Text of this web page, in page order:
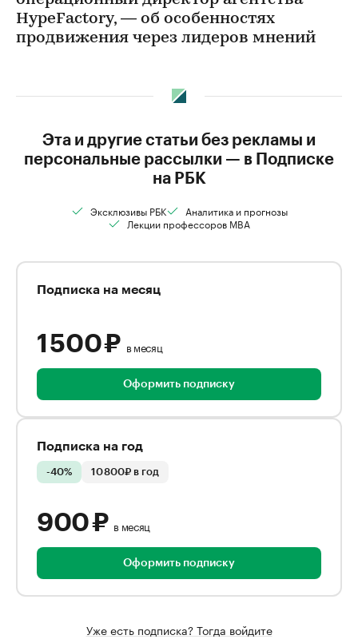
HypeFactory, — об особенностях
продвижения через лидеров мнений
Эта и другие статьи без рекламы и
персональные рассылки — в Подписке
на РБК
Эксклюзивы РБК
Аналитика и прогнозы
Лекции профессоров MBA
Подписка на месяц
1 500 ₽ в месяц
Оформить подписку
Подписка на год
-40% 10 800₽ в год
900 ₽ в месяц
Оформить подписку
Уже есть подписка? Тогда войдите